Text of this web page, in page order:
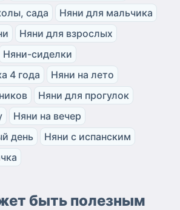
сада
Няни для мальчика
Няни для взрослых
Няни-сиделки
4 года
Няни на лето
Няни для прогулок
Няни на вечер
день
Няни с испанским
быть полезным